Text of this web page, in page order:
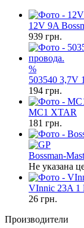
12V 9A
939 грн.
%
503540 3,7V
194 грн.
MC1 XTAR
181 грн.
Bossman-
Не указана
VInnic 23A 1
26 грн.
Производители